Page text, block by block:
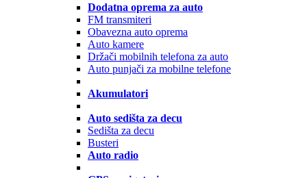
Dodatna oprema za auto
FM transmiteri
Obavezna auto oprema
Auto kamere
Držači mobilnih telefona za auto
Auto punjači za mobilne telefone
Akumulatori
Auto sedišta za decu
Sedišta za decu
Busteri
Auto radio